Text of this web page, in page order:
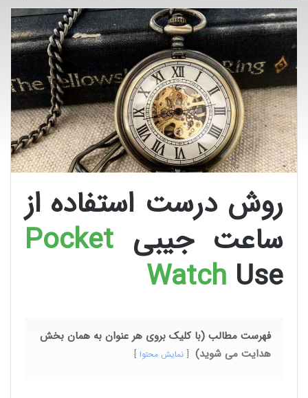
روش درست استفاده از
ساعت جیبی Pocket
Watch Use
فهرست مطالب (با کلیک بروی هر عنوان به همان بخش
هدایت می شوید)
نمایش محتوا